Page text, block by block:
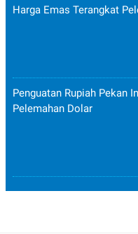
Harga Emas Terangkat
Penguatan Rupiah Pekan
Pelemahan Dolar